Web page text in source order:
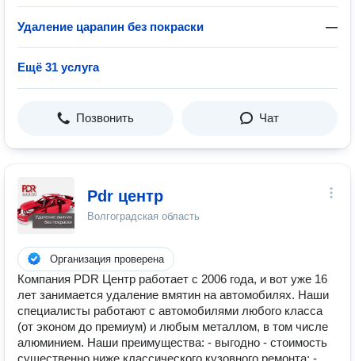
Удаление царапин без покраски —
Ещё 31 услуга
Позвонить Чат
Pdr центр
Волгоградская область
Организация проверена
Компания PDR Центр работает с 2006 года, и вот уже 16
лет занимается удаление вмятин на автомобилях. Наши
специалисты работают с автомобилями любого класса
(от эконом до премиум) и любым металлом, в том числе
алюминием. Наши преимущества: - выгодно - стоимость
существенно ниже классического кузовного ремонта; -